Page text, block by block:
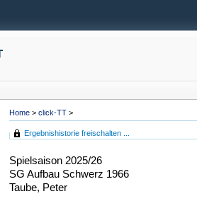
Home > click-TT >
Ergebnishistorie freischalten ...
Spielsaison 2025/26
SG Aufbau Schwerz 1966
Taube, Peter